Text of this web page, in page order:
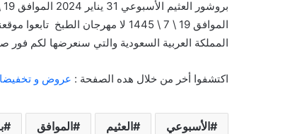
الموافق 19 \ 7 \ 1445 لا مهرجان
المملكة العربية السعودية والتي سنعرضها لكم
اكتشفوا أخر من خلال هده الصفحة : عروض و
الأسبوعي العثيم الموافق